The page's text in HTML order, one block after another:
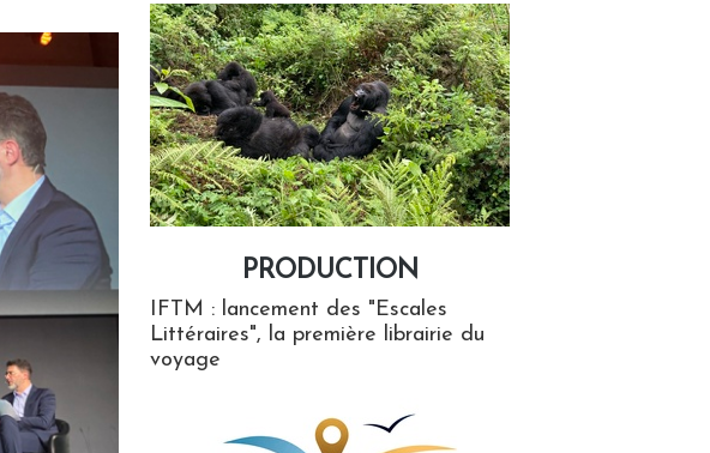
PRODUCTION
IFTM : lancement des "Escales
Littéraires", la première librairie du
voyage